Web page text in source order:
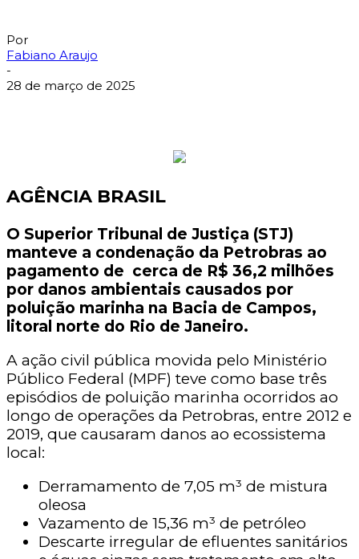
Por
Fabiano Araujo
-
28 de março de 2025
AGÊNCIA BRASIL
O Superior Tribunal de Justiça (STJ)
manteve a condenação da Petrobras ao
pagamento de cerca de R$ 36,2 milhões
por danos ambientais causados por
poluição marinha na Bacia de Campos,
litoral norte do Rio de Janeiro.
A ação civil pública movida pelo Ministério
Público Federal (MPF) teve como base três
episódios de poluição marinha ocorridos ao
longo de operações da Petrobras, entre 2012 e
2019, que causaram danos ao ecossistema
local:
Derramamento de 7,05 m³ de mistura
oleosa
Vazamento de 15,36 m³ de petróleo
Descarte irregular de efluentes sanitários